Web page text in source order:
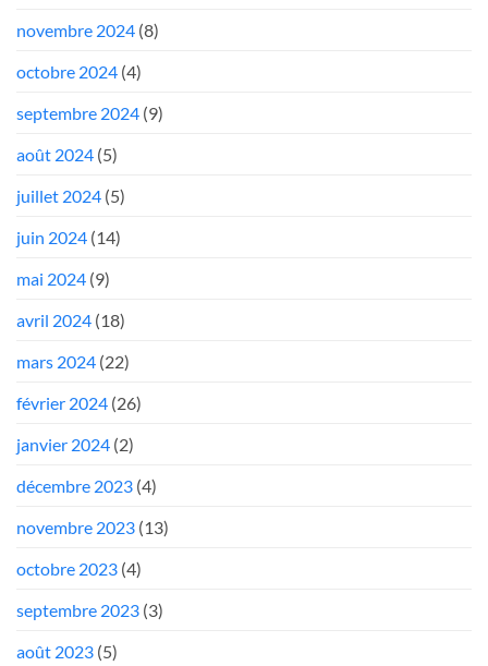
novembre 2024 (8)
octobre 2024 (4)
septembre 2024 (9)
août 2024 (5)
juillet 2024 (5)
juin 2024 (14)
mai 2024 (9)
avril 2024 (18)
mars 2024 (22)
février 2024 (26)
janvier 2024 (2)
décembre 2023 (4)
novembre 2023 (13)
octobre 2023 (4)
septembre 2023 (3)
août 2023 (5)